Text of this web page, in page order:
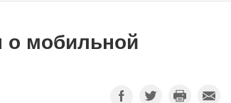
о мобильной